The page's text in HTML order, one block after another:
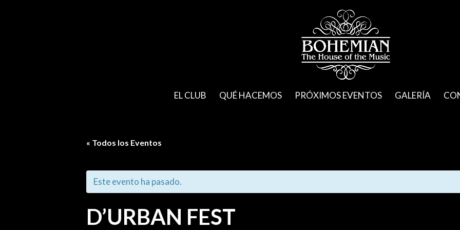
EL CLUB QUÉ HACEMOS PRÓXIMOS EVENTOS GALERÍA
« Todos los Eventos
Este evento ha pasado.
D’URBAN FEST